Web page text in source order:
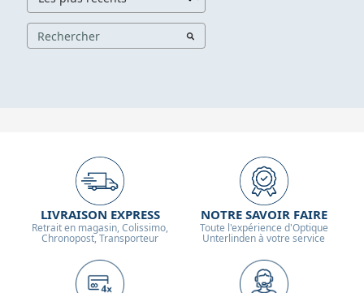
LIVRAISON EXPRESS
Retrait en magasin, Colissimo,
Chronopost, Transporteur
NOTRE SAVOIR FAIRE
Toute l'expérience d'Optique
Unterlinden à votre service